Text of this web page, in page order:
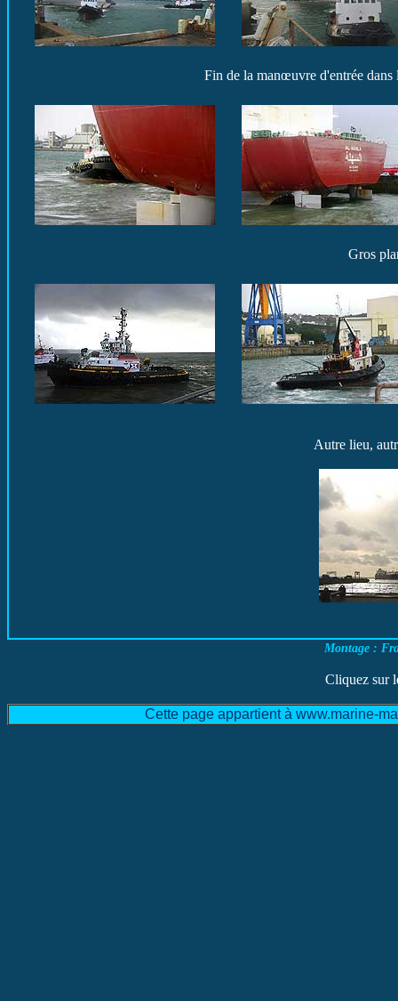
Fin de la manœuvre d'entrée dans
Gros
Autre lieu,
Montage :
Cliquez sur
Cette page appartient à www.marine-